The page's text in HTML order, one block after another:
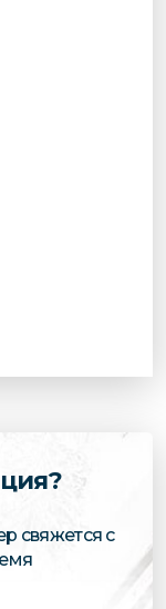
свяжется с